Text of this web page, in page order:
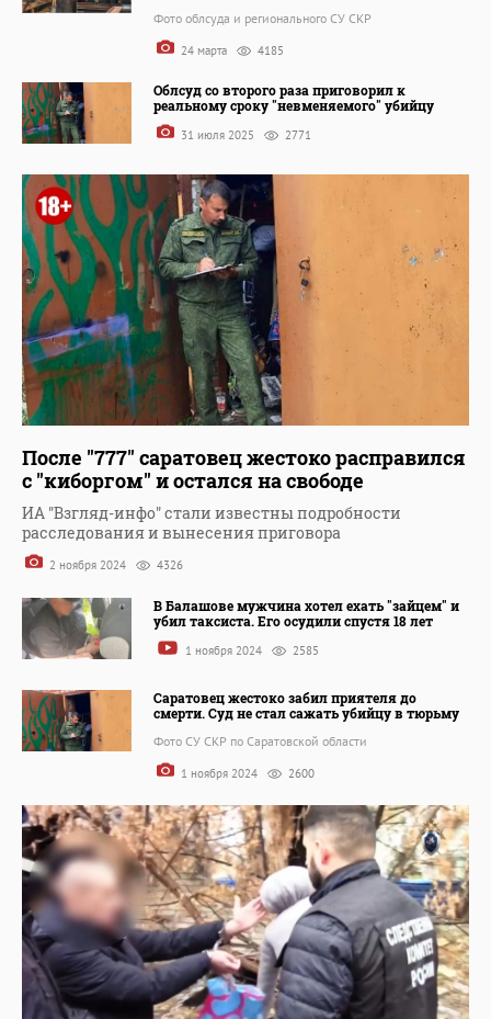
Фото облсуда и регионального СУ СКР
24 марта 4185
Облсуд со второго раза приговорил к
реальному сроку "невменяемого" убийцу
31 июля 2025 2771
После "777" саратовец жестоко расправился
с "киборгом" и остался на свободе
ИА "Взгляд-инфо" стали известны подробности
расследования и вынесения приговора
2 ноября 2024 4326
В Балашове мужчина хотел ехать "зайцем" и
убил таксиста. Его осудили спустя 18 лет
1 ноября 2024 2585
Саратовец жестоко забил приятеля до
смерти. Суд не стал сажать убийцу в тюрьму
Фото СУ СКР по Саратовской области
1 ноября 2024 2600